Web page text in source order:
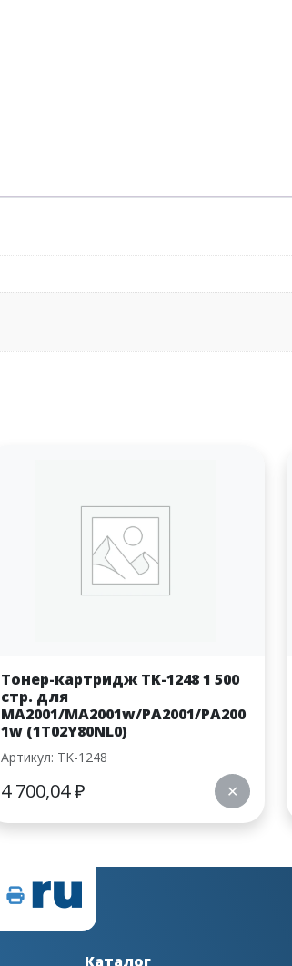
Тонер-картридж TK-1248 1 500
стр. для
MA2001/MA2001w/PA2001/PA200
1w (1T02Y80NL0)
Артикул: TK-1248
4 700,04₽ ✕
Каталог